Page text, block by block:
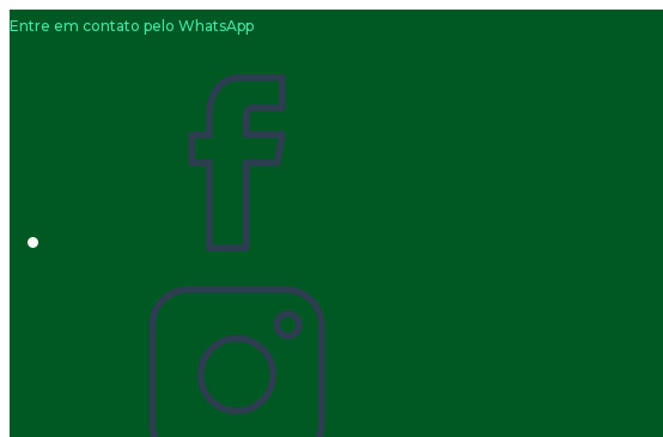
Entre em contato pelo WhatsApp